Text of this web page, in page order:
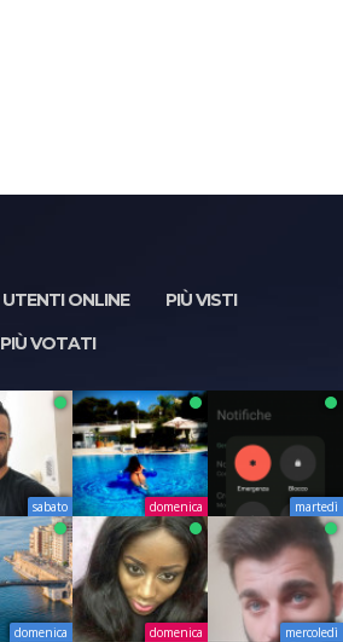
UTENTI ONLINE
PIÙ VISTI
PIÙ VOTATI
sabato domenica martedì
domenica domenica mercoledì